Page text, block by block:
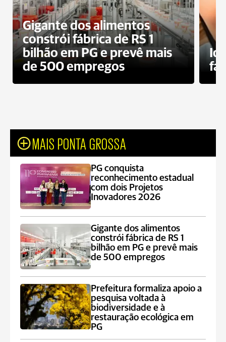
Gigante dos alimentos
constrói fábrica de RS 1
bilhão em PG e prevê mais
de 500 empregos
MAIS PONTA GROSSA
PG conquista
reconhecimento estadual
com dois Projetos
Inovadores 2026
Gigante dos alimentos
constrói fábrica de RS 1
bilhão em PG e prevê mais
de 500 empregos
Prefeitura formaliza apoio a
pesquisa voltada à
biodiversidade e à
restauração ecológica em
PG